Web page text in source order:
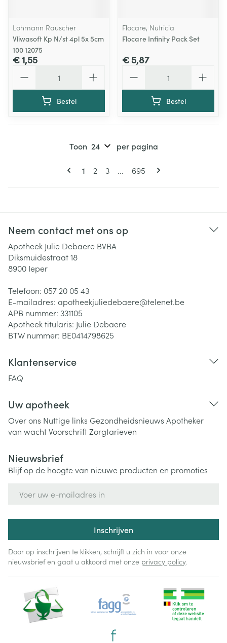
Lohmann Rauscher
Vliwasoft Kp N/st 4pl 5x 5cm
100 12075
€ 1,55
Bestel
Flocare, Nutricia
Flocare Infinity Pack Set
€ 5,87
Bestel
Pagina's
U lees momenteel pagina
1 Pagina
2 Pagina
3 ... Pagina
695
Toon per pagina
Neem contact met ons op
Apotheek Julie Debaere BVBA
Diksmuidestraat 18
8900 Ieper
Telefoon: 057 20 05 43
E-mailadres: apotheekjuliedebaere@telenet.be
APB nummer: 331105
Apotheek titularis: Julie Debaere
BTW nummer: BE0414798625
Klantenservice
FAQ
Uw apotheek
Over ons Nuttige links Gezondheidsnieuws Apotheker
van wachtVoorschriftZorgtarieven
Nieuwsbrief
Blijf op de hoogte van nieuwe producten en promoties
Inschrijven
Door op inschrijven te klikken, schrijft u zich in voor onze
nieuwsbrief en gaat u akkoord met onze privacy policy.